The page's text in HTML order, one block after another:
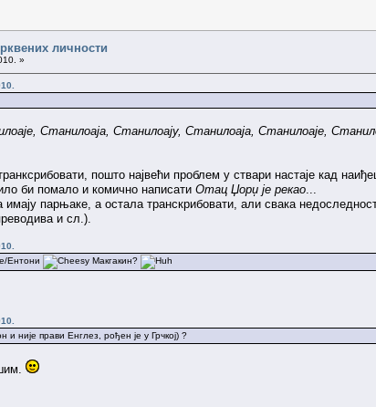
личности
»
Станилоаја, Станилоају, Станилоаја, Станилоаје,
пошто највећи проблем у ствари настаје кад
би помало и комично написати Отац Џорџ је рекао
парњаке, а остала транскрибовати, али свака
и сл.).
Ентони
Макгакин?
није прави Енглез, рођен је у Грчкој) ?